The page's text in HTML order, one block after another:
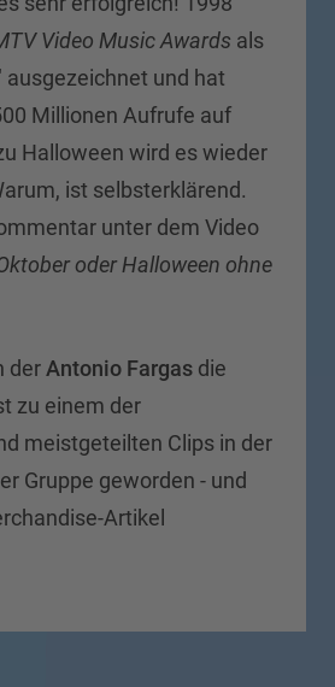
Video Music Awards als
ausgezeichnet und hat
Millionen Aufrufe auf
Halloween wird es wieder
ist selbsterklärend.
unter dem Video
oder Halloween ohne
derAntonio Fargas die
zu einem der
meistgeteilten Clips in der
Gruppe geworden - und
Artikel